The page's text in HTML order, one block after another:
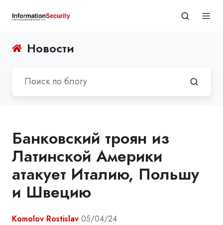
Новости
Банковский троян из
Латинской Америки
атакует Италию, Польшу
и Швецию
Komolov Rostislav 05/04/24